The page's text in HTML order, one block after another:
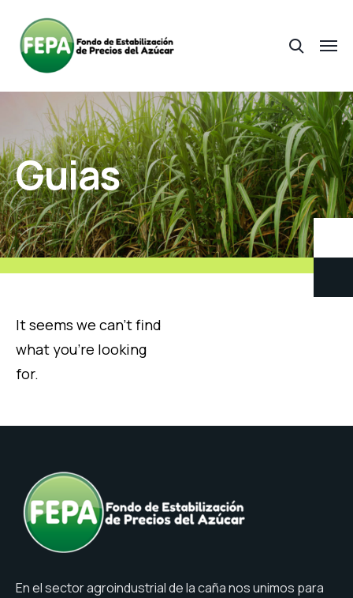
Guias
It seems we can't find
what you're looking
for.
En el sector agroindustrial de la caña nos unimos para